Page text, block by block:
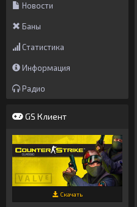
Новости
Баны
Статистика
Информация
Радио
GS Клиент
Скачать